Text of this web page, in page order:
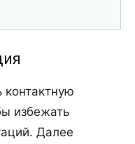
контактную
избежать
Далее